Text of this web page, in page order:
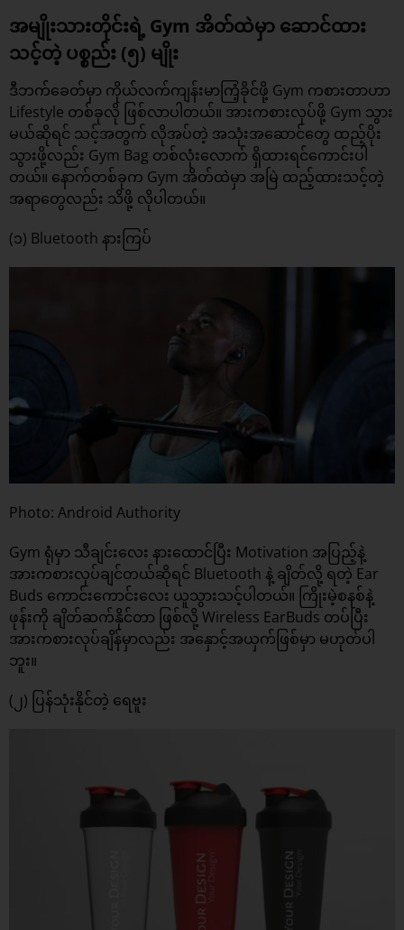
အမျိုးသားတိုင်းရဲ့ Gym အိတ်ထဲမှာ ဆောင်ထား
သင့်တဲ့ ပစ္စည်း (၅) မျိုး
ဒီဘက်ခေတ်မှာ ကိုယ်လက်ကျန်းမာကြံ့ခိုင်ဖို့ Gym ကစားတာဟာ
Lifestyle တစ်ခုလို ဖြစ်လာပါတယ်။ အားကစားလုပ်ဖို့ Gym သွား
မယ်ဆိုရင် သင့်အတွက် လိုအပ်တဲ့ အသုံးအဆောင်တွေ ထည့်ပိုး
သွားဖို့လည်း Gym Bag တစ်လုံးလောက် ရှိထားရင်ကောင်းပါ
တယ်။ နောက်တစ်ခုက Gym အိတ်ထဲမှာ အမြဲ ထည့်ထားသင့်တဲ့
အရာတွေလည်း သိဖို့ လိုပါတယ်။
(၁) Bluetooth နားကြပ်
Photo: Android Authority
Gym ရုံမှာ သီချင်းလေး နားထောင်ပြီး Motivation အပြည့်နဲ့
အားကစားလုပ်ချင်တယ်ဆိုရင် Bluetooth နဲ့ ချိတ်လို့ ရတဲ့ Ear
Buds ကောင်းကောင်းလေး ယူသွားသင့်ပါတယ်။ ကြိုးမဲ့စနစ်နဲ့
ဖုန်းကို ချိတ်ဆက်နိုင်တာ ဖြစ်လို့ Wireless EarBuds တပ်ပြီး
အားကစားလုပ်ချိန်မှာလည်း အ‌နှောင့်အယှက်ဖြစ်မှာ မဟုတ်ပါ
ဘူး။
(၂) ပြန်သုံးနိုင်တဲ့ ရေဗူး